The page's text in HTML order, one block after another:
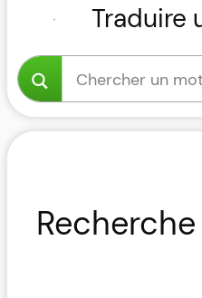
Traduire